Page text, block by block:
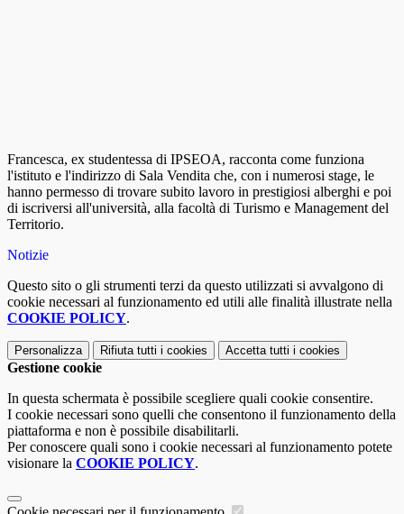
Francesca, ex studentessa di IPSEOA, racconta come funziona
l'istituto e l'indirizzo di Sala Vendita che, con i numerosi stage, le
hanno permesso di trovare subito lavoro in prestigiosi alberghi e poi
di iscriversi all'università, alla facoltà di Turismo e Management del
Territorio.
Notizie
Questo sito o gli strumenti terzi da questo utilizzati si avvalgono di
cookie necessari al funzionamento ed utili alle finalità illustrate nella
COOKIE POLICY.
Personalizza Rifiuta tutti i cookies Accetta tutti i cookies
Gestione cookie
In questa schermata è possibile scegliere quali cookie consentire.
I cookie necessari sono quelli che consentono il funzionamento della
piattaforma e non è possibile disabilitarli.
Per conoscere quali sono i cookie necessari al funzionamento potete
visionare la COOKIE POLICY.